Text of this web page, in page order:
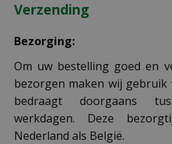
Verzending
Bezorging:
Om uw bestelling goed en
bezorgen maken wij gebruik
bedraagt
werkdagen. Deze
Nederland als België.